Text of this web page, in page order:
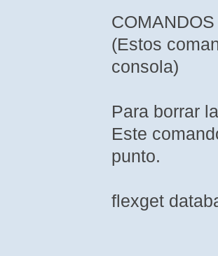
(Estos
consola)
Para borrar
Este
punto.
flexget